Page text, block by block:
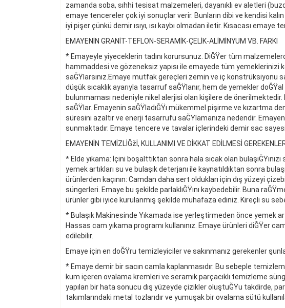
zamanda soba, sıhhi tesisat malzemeleri, dayanıklı ev aletleri
emaye tencereler çok iyi sonuçlar verir. Bunların dibi ve kendisi
iyi pişer çünkü demir ısıyı, ısı kaybı olmadan iletir. Kısacası emaye
EMAYENİN GRANİT-TEFLON-SERAMİK-ÇELİK-ALİMİNYUM VB. FARKI
* Emayeyle yiyeceklerin tadını korursunuz. DiĞŸer tüm
hammaddesi ve gözeneksiz yapısı ile emayede tüm yemeklerinizi
saĞŸlarsınız.Emaye mutfak gereçleri zemin ve iç konstrüksiyonu
düşük sıcaklık ayarıyla tasarruf saĞŸlanır, hem de yemekler
bulunmaması nedeniyle nikel alerjisi olan kişilere de
saĞŸlar. Emayenin saĞŸladıĞŸı mükemmel pişirme ve kızartma
süresini azaltır ve enerji tasarrufu saĞŸlamanıza nedendir.
sunmaktadır. Emaye tencere ve tavalar içlerindeki demir sac
EMAYENİN TEMİZLİĞžİ, KULLANIMI VE DİKKAT EDİLMESİ
* Elde yıkama: İçini boşalttıktan sonra hala sıcak olan
yemek artıkları su ve bulaşık deterjanı ile kaynatıldıktan sonra
ürünlerden kaçının: Camdan daha sert oldukları için dış yüzeyi
süngerleri. Emaye bu şekilde parlaklıĞŸını kaybedebilir. Buna
ürünler gibi iyice kurulanmış şekilde muhafaza ediniz.
* Bulaşık Makinesinde Yıkamada ise yerleştirmeden önce yemek
Hassas cam yıkama programı kullanınız. Emaye ürünleri diĞŸer
edilebilir.
Emaye için en doĞŸru temizleyiciler ve sakınmanız gerekenler
* Emaye demir bir sacın camla kaplanmasıdır. Bu sebeple
kum içeren ovalama kremleri ve seramik parçacıklı temizleme
yapılan bir hata sonucu dış yüzeyde çizikler oluştuĞŸu takdirde,
takımlarındaki metal tozlarıdır ve yumuşak bir ovalama sütü